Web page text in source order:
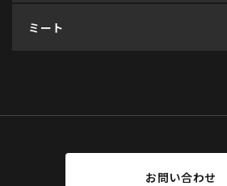
ミート
お問い合わせ